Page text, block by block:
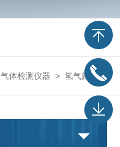
气体检测仪器 > 氢气露点仪